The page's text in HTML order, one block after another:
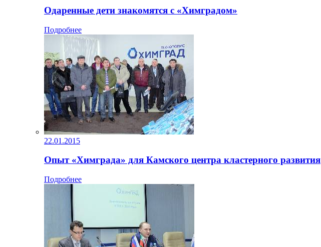
Одаренные дети знакомятся с «Химградом»
Подробнее
22.01.2015
Опыт «Химграда» для Камского центра кластерного развития
Подробнее